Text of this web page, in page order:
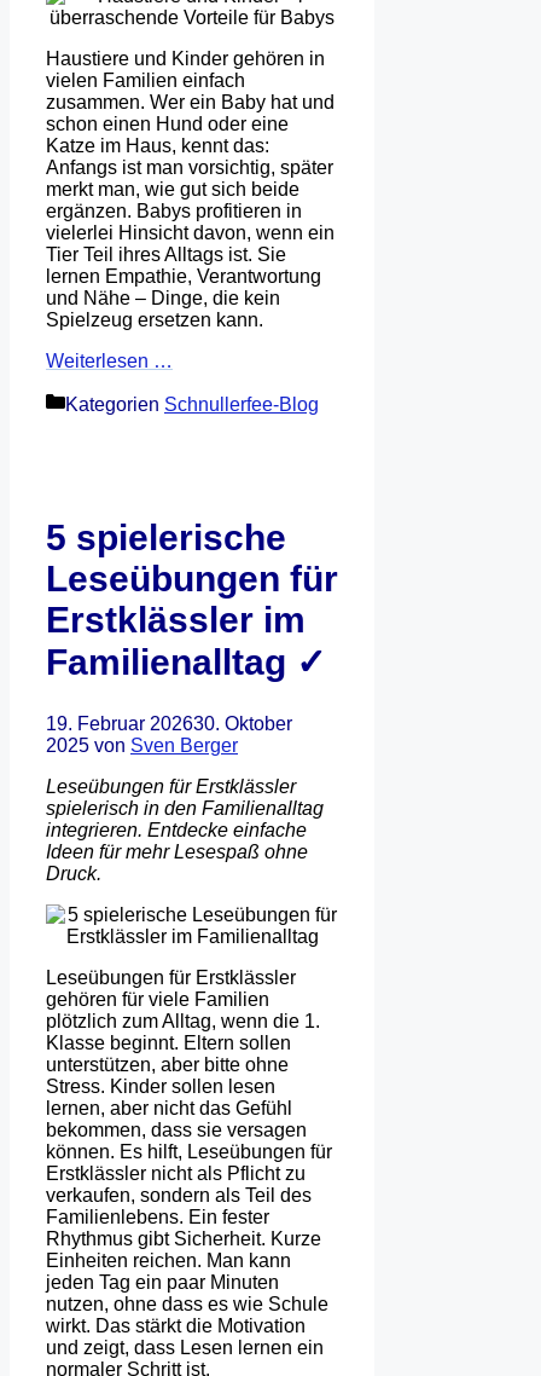
Haustiere und Kinder gehören in
vielen Familien einfach
zusammen. Wer ein Baby hat und
schon einen Hund oder eine
Katze im Haus, kennt das:
Anfangs ist man vorsichtig, später
merkt man, wie gut sich beide
ergänzen. Babys profitieren in
vielerlei Hinsicht davon, wenn ein
Tier Teil ihres Alltags ist. Sie
lernen Empathie, Verantwortung
und Nähe – Dinge, die kein
Spielzeug ersetzen kann.
Weiterlesen …
Kategorien Schnullerfee-Blog
5 spielerische
Leseübungen für
Erstklässler im
Familienalltag ✓
19. Februar 202630. Oktober
2025 von Sven Berger
Leseübungen für Erstklässler
spielerisch in den Familienalltag
integrieren. Entdecke einfache
Ideen für mehr Lesespaß ohne
Druck.
Leseübungen für Erstklässler
gehören für viele Familien
plötzlich zum Alltag, wenn die 1.
Klasse beginnt. Eltern sollen
unterstützen, aber bitte ohne
Stress. Kinder sollen lesen
lernen, aber nicht das Gefühl
bekommen, dass sie versagen
können. Es hilft, Leseübungen für
Erstklässler nicht als Pflicht zu
verkaufen, sondern als Teil des
Familienlebens. Ein fester
Rhythmus gibt Sicherheit. Kurze
Einheiten reichen. Man kann
jeden Tag ein paar Minuten
nutzen, ohne dass es wie Schule
wirkt. Das stärkt die Motivation
und zeigt, dass Lesen lernen ein
normaler Schritt ist.